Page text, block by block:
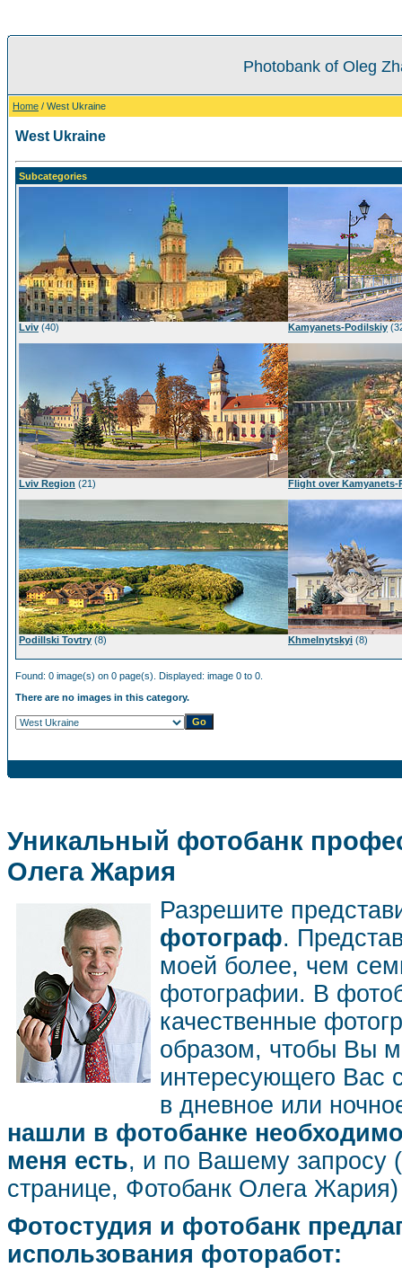
Photobank of Oleg
Home / West Ukraine
West Ukraine
Subcategories
Lviv (40)
Lviv Region (21)
Podillski Tovtry (8)
Kamyanets-Podilskiy
Flight over Kamyanets-
Khmelnytskyi (8)
Found: 0 image(s) on 0 page(s). Displayed: image 0 to 0.
There are no images in this category.
Уникальный фотобанк
Олега Жария
Разрешите
фотограф.
моей более, чем
фотографии. В
качественные
образом, чтобы Вы
интересующего Вас
в дневное или
нашли в фотобанке
меня есть, и по Вашему запросу
странице, Фотобанк Олега
Фотостудия и фотобанк
использования фоторабот: